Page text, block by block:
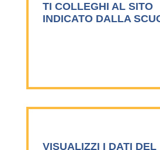
TI COLLEGHI AL SITO
INDICATO DALLA
VISUALIZZI I DATI DEL